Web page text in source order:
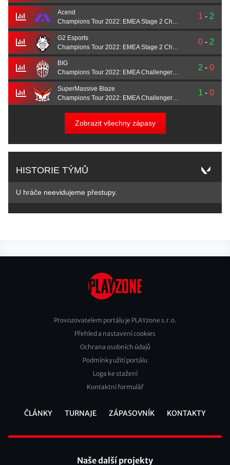
Acend
1 - 2
G2 Esports
0 - 2
BIG
Champions Tour 2022: EMEA Challengers Promotion
2 - 0
SuperMassive Blaze
Champions Tour 2022: EMEA Challengers Promotion
1 - 0
Zobrazit všechny zápasy
HISTORIE TÝMŮ
U hráče neevidujeme přestupy.
Footer
Provozovatelem portálu je PLAYzone s.r.o.
Přehled a nastavení cookies
Ochrana osobních údajů
Podmínky užití portálu
Loga ke stažení
Kontaktní formulář
ČLÁNKY TURNAJE ZÁPASOVNÍK KONTAKTY
Naše další projekty